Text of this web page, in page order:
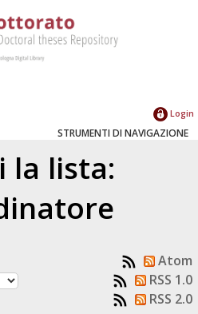
Login
STRUMENTI DI NAVIGAZIONE
la lista:
Atom
RSS 1.0
RSS 2.0